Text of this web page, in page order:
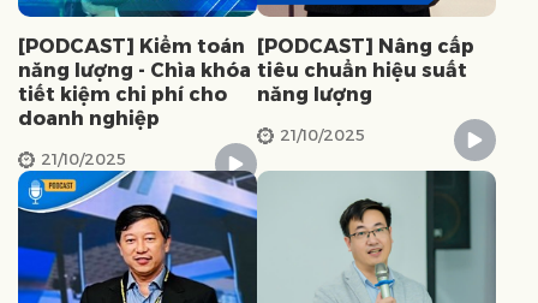
[PODCAST] Kiểm toán
năng lượng - Chìa khóa
tiết kiệm chi phí cho
doanh nghiệp
21/10/2025
[PODCAST] Nâng cấp
tiêu chuẩn hiệu suất
năng lượng
21/10/2025